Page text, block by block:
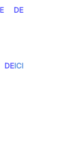
DE
DEICI